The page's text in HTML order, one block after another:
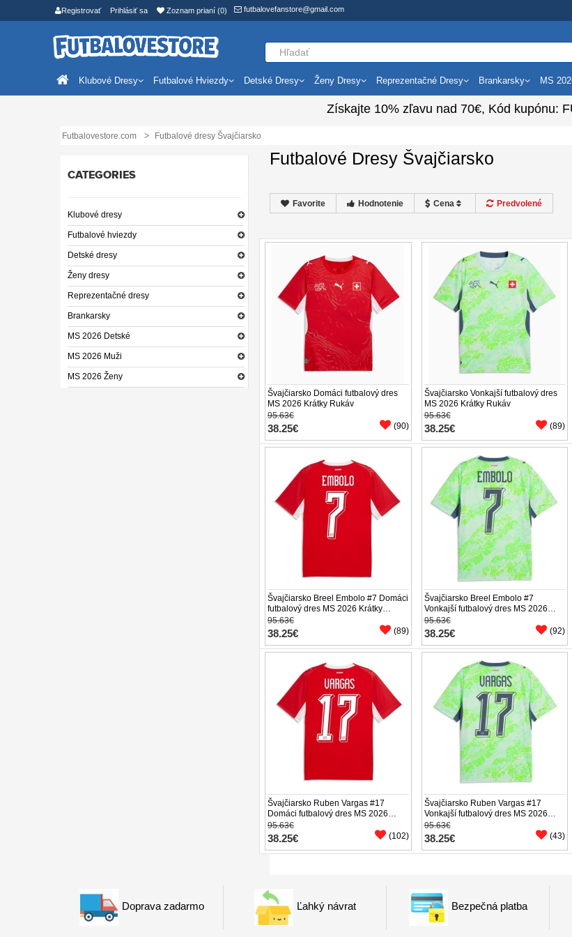
Registrovať Prihlásiť sa Zoznam prianí (0) futbalovefanstore@gmail.com
Klubové Dresy Futbalové Hviezdy Detské Dresy Ženy Dresy Reprezentačné Dresy Brankarsky MS
Získajte 10%zľavu nad 70€, Kód kupónu:
Futbalovestore.com Futbalové dresy Švajčiarsko
CATEGORIES
Klubové dresy
Futbalové hviezdy
Detské dresy
Ženy dresy
Reprezentačné dresy
Brankarsky
MS 2026 Detské
MS 2026 Muži
MS 2026 Ženy
Futbalové Dresy Švajčiarsko
Favorite Hodnotenie Cena Predvolené
Švajčiarsko Domáci futbalový dres
MS 2026 Krátky Rukáv
95.63€
38.25€ (90)
Švajčiarsko Vonkajší futbalový dres
MS 2026 Krátky Rukáv
95.63€
38.25€ (89)
Švajčiarsko Breel Embolo #7 Domáci
futbalový dres MS 2026 Krátky
Rukáv
95.63€
38.25€ (89)
Švajčiarsko Breel Embolo #7
Vonkajší futbalový dres MS 2026
Krátky Rukáv
95.63€
38.25€ (92)
Švajčiarsko Ruben Vargas #17
Domáci futbalový dres MS 2026
Krátky Rukáv
95.63€
38.25€ (102)
Švajčiarsko Ruben Vargas #17
Vonkajší futbalový dres MS 2026
Krátky Rukáv
95.63€
38.25€ (43)
Doprava zadarmo Ľahký návrat Bezpečná platba